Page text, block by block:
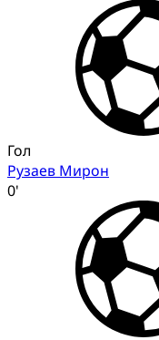
Гол
Рузаев Мирон
0'